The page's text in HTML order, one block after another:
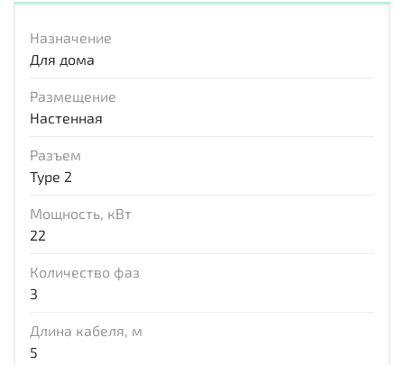
Назначение
Для дома
Размещение
Настенная
Разъем
Type 2
Мощность, кВт
22
Количество фаз
3
Длина кабеля, м
5